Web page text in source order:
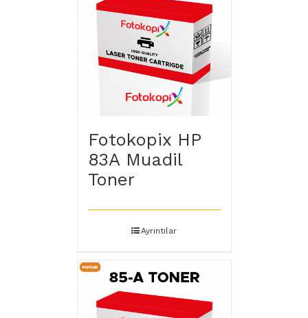
Fotokopix HP
83A Muadil
Toner
Ayrıntılar